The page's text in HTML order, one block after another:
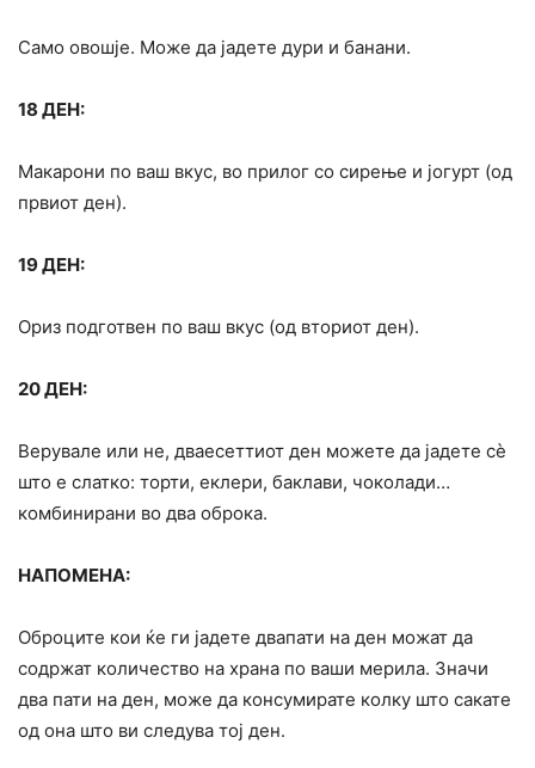
Само овошје. Може да јадете дури и банани.
18 ДЕН:
Макарони по ваш вкус, во прилог со сирење и јогурт (од
првиот ден).
19 ДЕН:
Ориз подготвен по ваш вкус (од вториот ден).
20 ДЕН:
Верувале или не, дваесеттиот ден можете да јадете сè
што е слатко: торти, еклери, баклави, чоколади…
комбинирани во два оброка.
НАПОМЕНА:
Оброците кои ќе ги јадете двапати на ден можат да
содржат количество на храна по ваши мерила. Значи
два пати на ден, може да консумирате колку што сакате
од она што ви следува тој ден.